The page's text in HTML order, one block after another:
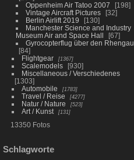
Oppenheim Air Tatoo 2007
198
Vintage Aircraft Pictures
32
Berlin Airlift 2019
130
Manchester Science and Industry
Museum Air and Space Hall
67
Gyrocopterflug über den Rhengau
84
Flightgear
1367
Scalemodels
930
Miscellaneous / Verschiedenes
1303
Automobile
1783
Travel / Reise 4277
Natur / Nature 523
Art / Kunst 131
13350 Fotos
Schlagworte